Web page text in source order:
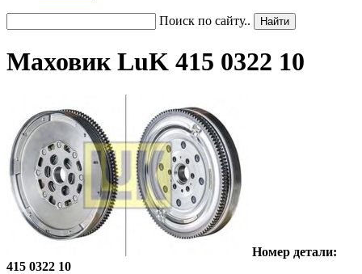
Поиск по сайту..
Маховик LuK 415 0322 10
Номер детали:
415 0322 10